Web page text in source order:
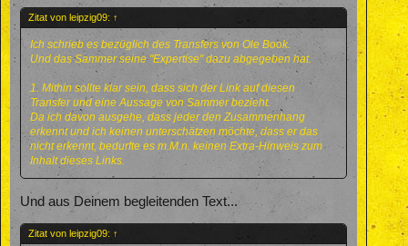
Zitat von leipzig09: ↑
Ich schrieb es bezüglich des Transfers von Ole Book.
Und das Sammer seine "Expertise" dazu abgegeben hat.
1. Mithin sollte klar sein, dass sich der Link auf diesen
Transfer und eine Aussage von Sammer bezieht.
Da ich davon ausgehe, dass jeder den Zusammenhang
erkennt und ich keinen unterschätzen möchte, dass er das
nicht erkennt, bedurfte es m.M.n. keinen Extra-Hinweis zum
Inhalt dieses Links.
Und aus Deinem begleitenden Text...
Zitat von leipzig09: ↑